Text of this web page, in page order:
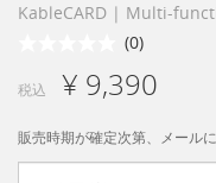
KableCARD | Multi-
(0)
税込 ¥ 9,390
販売時期が確定次第、メール